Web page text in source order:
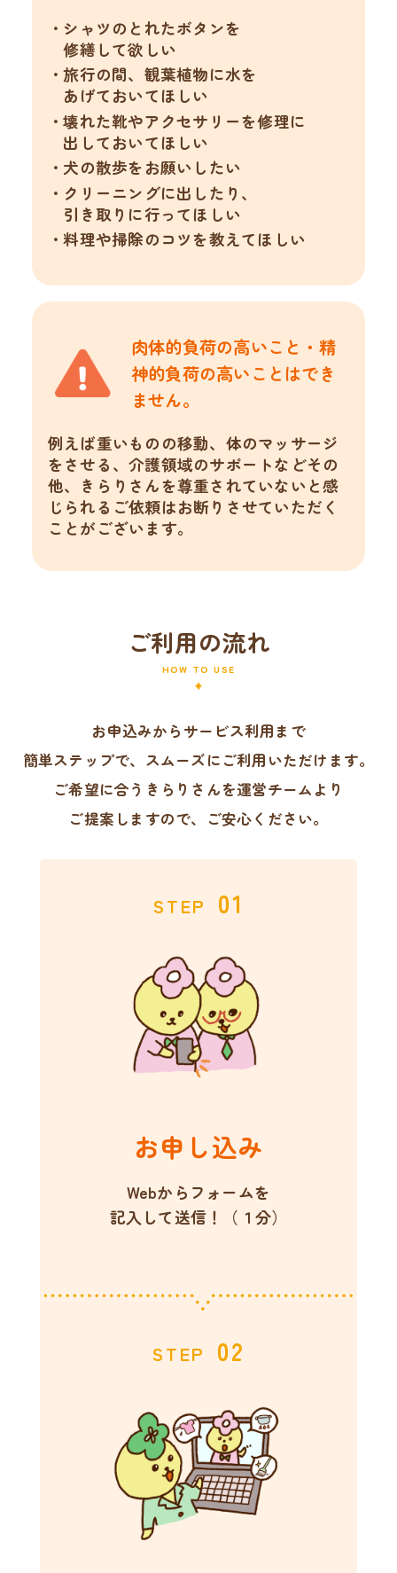
シャツのとれたボタンを
修繕して欲しい
旅行の間、観葉植物に水を
あげておいてほしい
壊れた靴やアクセサリーを修理に
出しておいてほしい
犬の散歩をお願いしたい
クリーニングに出したり、
引き取りに行ってほしい
料理や掃除のコツを教えてほしい
肉体的負荷の高いこと・精
神的負荷の高いことはでき
ません。
例えば重いものの移動、体のマッサージ
をさせる、介護領域のサポートなどその
他、きらりさんを尊重されていないと感
じられるご依頼はお断りさせていただく
ことがございます。
ご利用の流れ
HOW TO USE
お申込みからサービス利用まで
簡単ステップで、スムーズにご利用いただけます。
ご希望に合うきらりさんを運営チームより
ご提案しますので、ご安心ください。
STEP 01
お申し込み
Webからフォームを
記入して送信！（１分）
STEP 02